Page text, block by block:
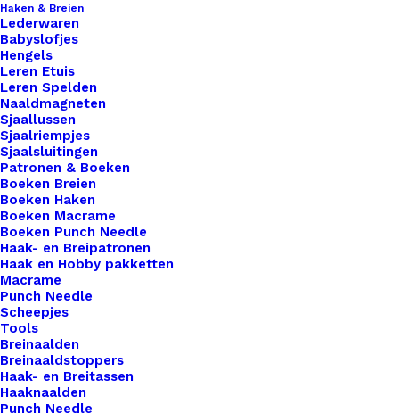
Haken & Breien
Lederwaren
Babyslofjes
Hengels
Leren Etuis
Leren Spelden
Naaldmagneten
Sjaallussen
Sjaalriempjes
Sjaalsluitingen
Patronen & Boeken
Boeken Breien
Boeken Haken
Boeken Macrame
Boeken Punch Needle
Haak- en Breipatronen
Haak en Hobby pakketten
Macrame
Punch Needle
Scheepjes
Tools
Breinaalden
Breinaaldstoppers
Haak- en Breitassen
Haaknaalden
Punch Needle
Wil je je handgemaakte haak- en breiwerken naar
een hoger niveau tillen? Overweeg dan onze
prachtige leren labels, de perfecte finishing touch
voor al je creaties. Met onze labels voeg je niet
alleen een professionele uitstraling toe aan je
werk, maar ook een persoonlijk tintje dat jouw
ambachtelijke meesterwerken onderscheidt van
de rest. Voor de bewuste haak- en breisters onder
ons bieden we ook een assortiment vegan leren
labels aan die volledig diervriendelijk zijn.
Gemaakt van hoogwaardig synthetisch materiaal,
zijn deze labels een milieuvriendelijk alternatief
voor traditioneel leer, zonder concessies te doen
aan stijl of kwaliteit.
Kleur*